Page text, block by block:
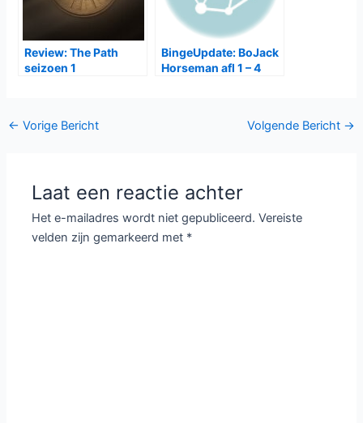
Review: The Path
seizoen 1
BingeUpdate: BoJack
Horseman afl 1 – 4
Bericht
← Vorige Bericht Volgende Bericht →
Laat een reactie achter
Het e-mailadres wordt niet gepubliceerd. Vereiste
velden zijn gemarkeerd met *